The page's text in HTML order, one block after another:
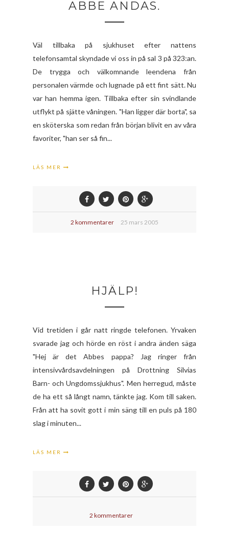
ABBE ANDAS.
Väl tillbaka på sjukhuset efter nattens
telefonsamtal skyndade vi oss in på sal 3 på 323:an.
De trygga och välkomnande leendena från
personalen värmde och lugnade på ett fint sätt. Nu
var han hemma igen. Tillbaka efter sin svindlande
utflykt på sjätte våningen. "Han ligger där borta", sa
en sköterska som redan från början blivit en av våra
favoriter, "han ser så fin...
LÄS MER
2 kommentarer 25 mars 2005
HJÄLP!
Vid tretiden i går natt ringde telefonen. Yrvaken
svarade jag och hörde en röst i andra änden säga
"Hej är det Abbes pappa? Jag ringer från
intensivvårdsavdelningen på Drottning Silvias
Barn- och Ungdomssjukhus". Men herregud, måste
de ha ett så långt namn, tänkte jag. Kom till saken.
Från att ha sovit gott i min säng till en puls på 180
slag i minuten...
LÄS MER
2 kommentarer